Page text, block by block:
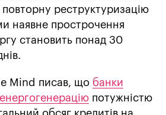
повторну реструктуризацію
наявне прострочення
становить понад 30
Mind писав, що банки
потужністю